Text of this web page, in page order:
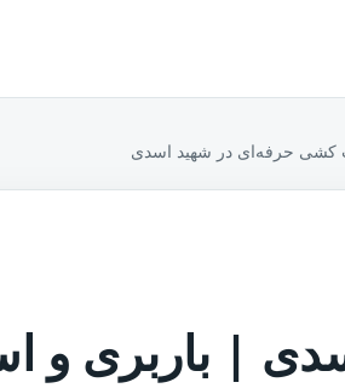
کشی حرفه‌ای در شهید اسدی
| باربری